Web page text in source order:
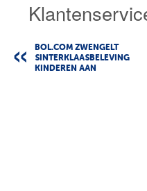
BOL.COM ZWENGELT
SINTERKLAASBELEVING
KINDEREN AAN